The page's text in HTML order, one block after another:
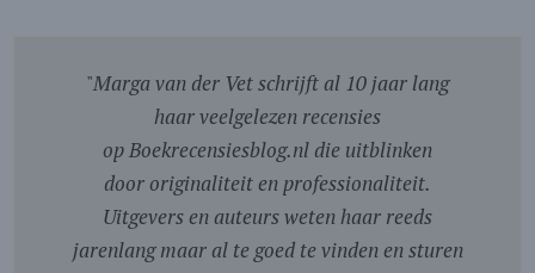
"Marga van der Vet schrijft al 10 jaar lang
haar veelgelezen recensies
op Boekrecensiesblog.nl die uitblinken
door originaliteit en professionaliteit.
Uitgevers en auteurs weten haar reeds
jarenlang maar al te goed te vinden en sturen